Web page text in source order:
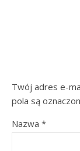
Twój adres e-
pola są
Nazwa *